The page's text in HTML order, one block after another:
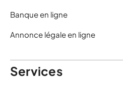
Banque en ligne
Annonce légale en ligne
Services